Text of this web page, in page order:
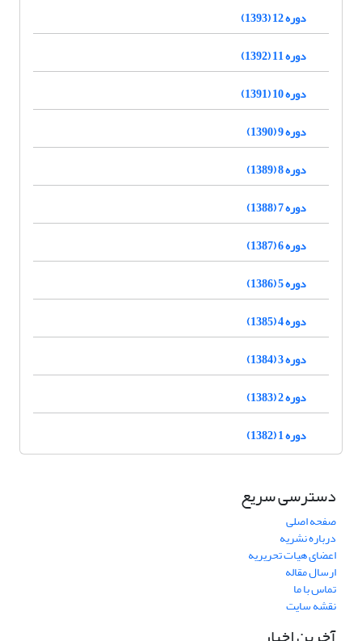
دوره 12 (1393)
دوره 11 (1392)
دوره 10 (1391)
دوره 9 (1390)
دوره 8 (1389)
دوره 7 (1388)
دوره 6 (1387)
دوره 5 (1386)
دوره 4 (1385)
دوره 3 (1384)
دوره 2 (1383)
دوره 1 (1382)
دسترسی سریع
صفحه اصلی
درباره نشریه
اعضای هیات تحریریه
ارسال مقاله
تماس با ما
نقشه سایت